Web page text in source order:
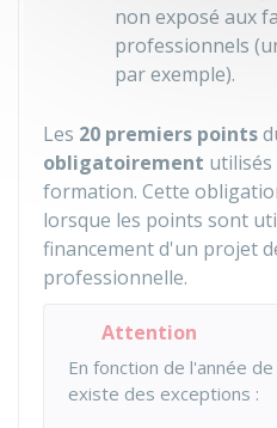
non exposé aux
professionnels
par exemple).
Les 20 premiers points
obligatoirement
formation. Cette
lorsque les points sont
financement d'un projet
professionnelle.
Attention
En fonction de l'année
existe des exceptions :